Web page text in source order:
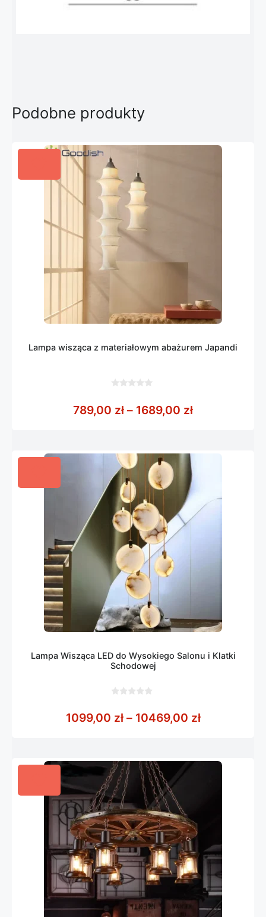
Podobne produkty
Lampa wisząca z materiałowym abażurem Japandi
5
789,00 zł – 1689,00 złZakres cen:
Lampa Wisząca LED do Wysokiego Salonu i Klatki
Schodowej
5
1099,00 zł – 10469,00 złZakres